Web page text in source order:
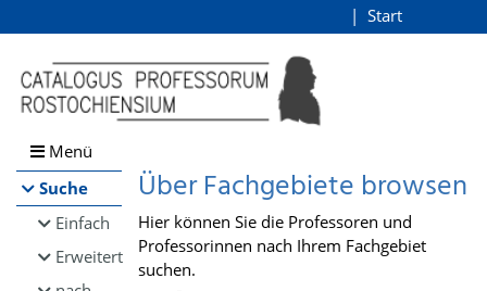
Browsen
direkt zum Inhalt
Start
Menü
Suche
Einfach
Erweitert
Über Fachgebiete browsen
Hier können Sie die Professoren und
Professorinnen nach Ihrem Fachgebiet
suchen.